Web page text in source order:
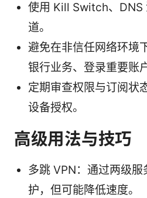
使用 Kill Switch、DNS
道。
避免在非信任网络环境
银行业务、登录重要账户
定期审查权限与订阅状
设备授权。
高级用法与技巧
多跳 VPN：通过两级
护，但可能降低速度。